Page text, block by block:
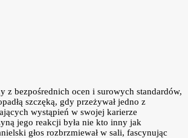
z bezpośrednich ocen i surowych standardów,
szczęką, gdy przeżywał jedno z
wystąpień w swojej karierze
jego reakcji była nie kto inny jak
głos rozbrzmiewał w sali, fascynując